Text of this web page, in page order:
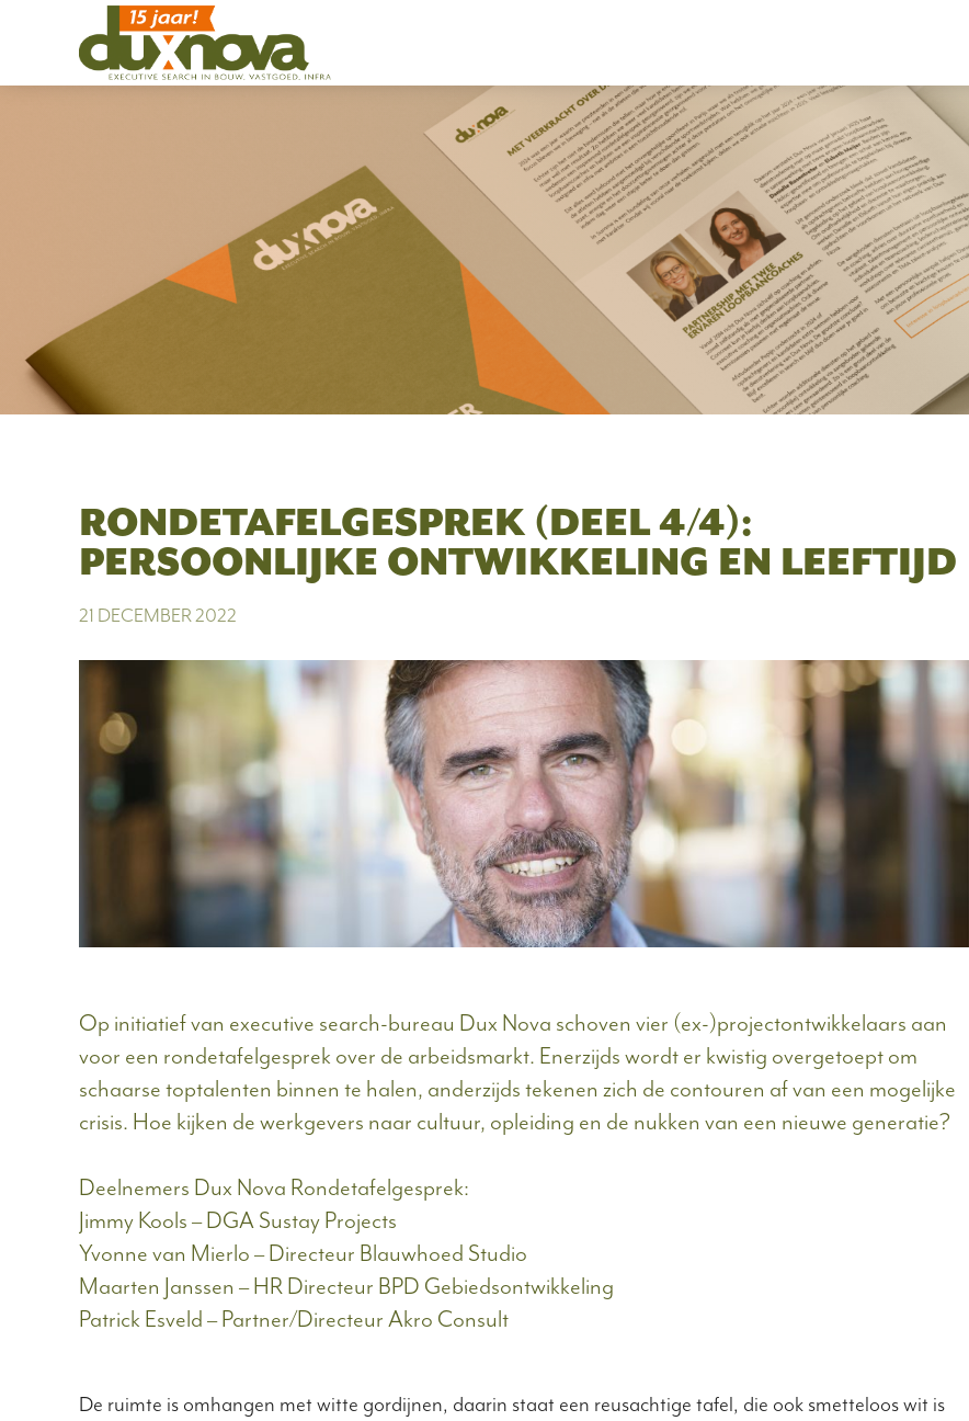
RONDETAFELGESPREK (DEEL 4/4):
PERSOONLIJKE ONTWIKKELING EN LEEFTIJD
21 DECEMBER 2022
Op initiatief van executive search-bureau Dux Nova schoven vier (ex-)projectontwikkelaars aan
voor een rondetafelgesprek over de arbeidsmarkt. Enerzijds wordt er kwistig overgetoept om
schaarse toptalenten binnen te halen, anderzijds tekenen zich de contouren af van een mogelijke
crisis. Hoe kijken de werkgevers naar cultuur, opleiding en de nukken van een nieuwe generatie?
Deelnemers Dux Nova Rondetafelgesprek:
Jimmy Kools – DGA Sustay Projects
Yvonne van Mierlo – Directeur Blauwhoed Studio
Maarten Janssen – HR Directeur BPD Gebiedsontwikkeling
Patrick Esveld – Partner/Directeur Akro Consult
De ruimte is omhangen met witte gordijnen, daarin staat een reusachtige tafel, die ook smetteloos wit is